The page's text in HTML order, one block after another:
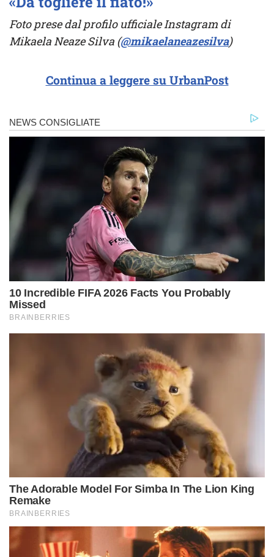
Foto prese dal profilo ufficiale Instagram di
Mikaela Neaze Silva (@mikaelaneazesilva)
Continua a leggere su UrbanPost